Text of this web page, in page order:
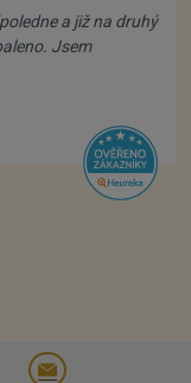
a již na druhý
Jsem